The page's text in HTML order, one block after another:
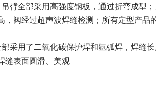
臂全部采用高强度钢板，通过折弯成型
，阀经过超声波焊缝检测；所有定型产品
采用了二氧化碳保护焊和氩弧焊，焊缝
缝表面圆滑、美观